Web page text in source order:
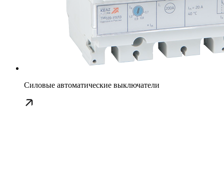
Силовые автоматические выключатели